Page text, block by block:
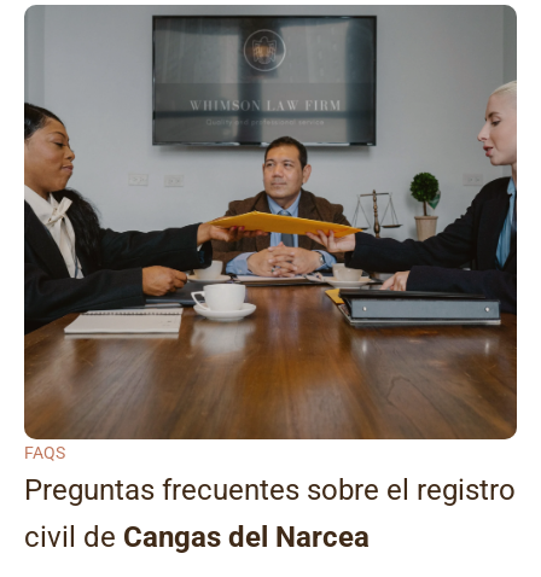
FAQS
Preguntas frecuentes sobre el registro
civil de Cangas del Narcea